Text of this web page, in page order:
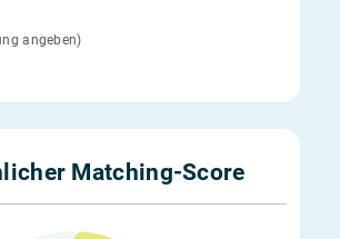
angeben)
Matching-Score